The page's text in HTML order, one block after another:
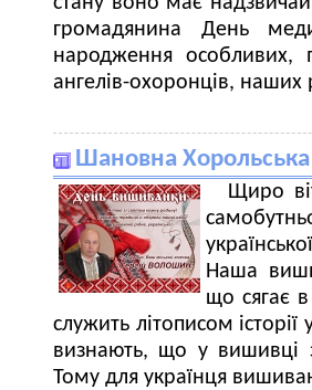
громадянина День
народження особливих,
ангелів-охоронців, наших
Шановна
Щиро
Наша
що сягає
служить літописом
визнають, що у вишивці
Тому для українця